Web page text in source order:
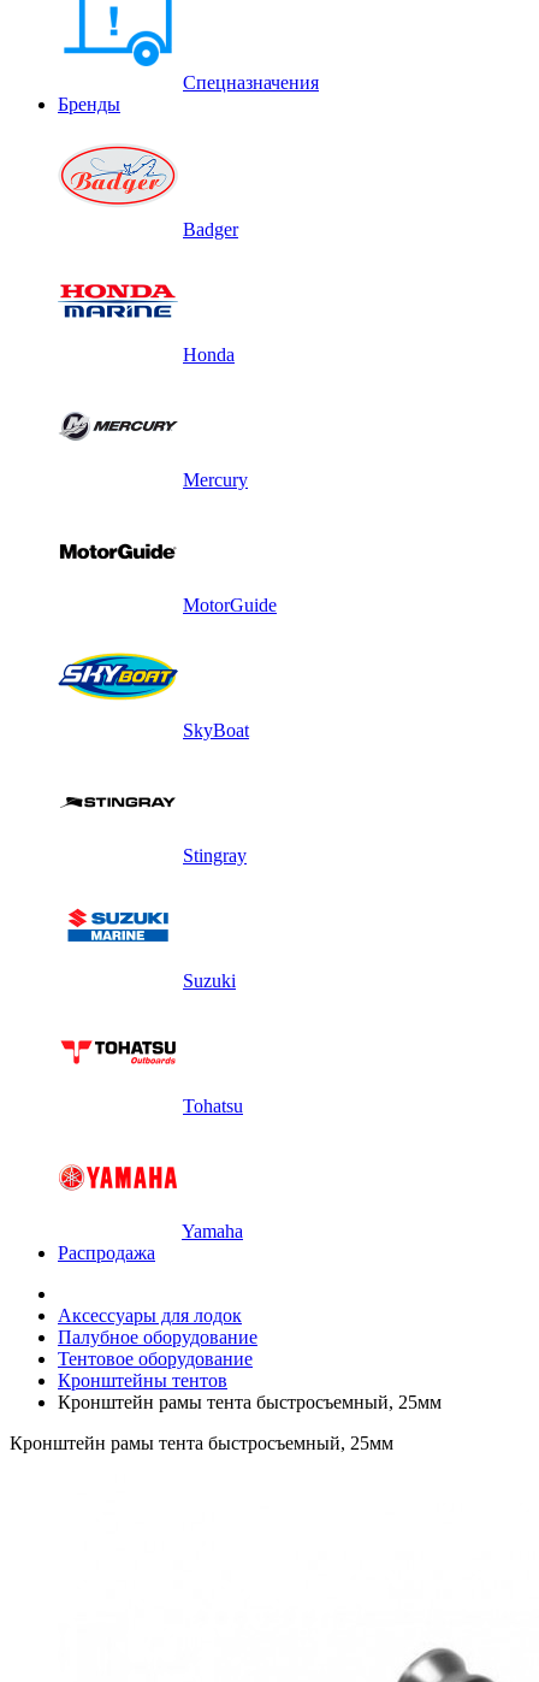
Спецназначения
Бренды
Badger
Honda
Mercury
MotorGuide
SkyBoat
Stingray
Suzuki
Tohatsu
Yamaha
Распродажа
Аксессуары для лодок
Палубное оборудование
Тентовое оборудование
Кронштейны тентов
Кронштейн рамы тента быстросъемный, 25мм
Кронштейн рамы тента быстросъемный, 25мм